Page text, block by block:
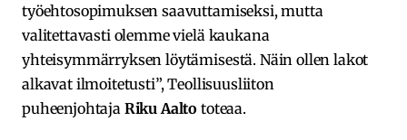
työehtosopimuksen saavuttamiseksi, mutta
valitettavasti olemme vielä kaukana
yhteisymmärryksen löytämisestä. Näin ollen lakot
alkavat ilmoitetusti”, Teollisuusliiton
puheenjohtaja Riku Aaltototeaa.